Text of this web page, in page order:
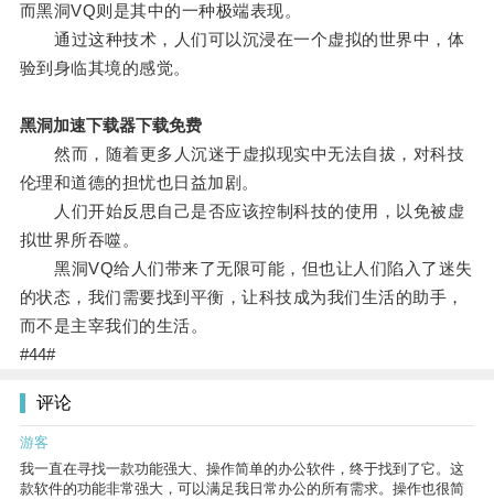
而黑洞VQ则是其中的一种极端表现。
通过这种技术，人们可以沉浸在一个虚拟的世界中，体
验到身临其境的感觉。
黑洞加速下载器下载免费
然而，随着更多人沉迷于虚拟现实中无法自拔，对科技
伦理和道德的担忧也日益加剧。
人们开始反思自己是否应该控制科技的使用，以免被虚
拟世界所吞噬。
黑洞VQ给人们带来了无限可能，但也让人们陷入了迷失
的状态，我们需要找到平衡，让科技成为我们生活的助手，
而不是主宰我们的生活。
#44#
评论
游客
我一直在寻找一款功能强大、操作简单的办公软件，终于找到了它。这
款软件的功能非常强大，可以满足我日常办公的所有需求。操作也很简